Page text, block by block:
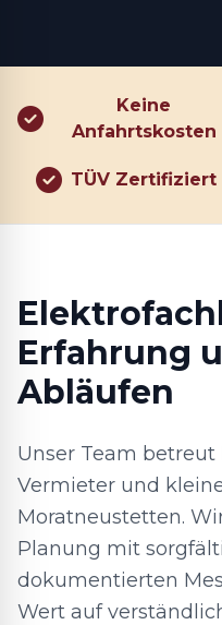
Keine
Anfahrtskosten
TÜV Zertifiziert
Erfahrung
Abläufen
Unser Team betreut
Vermieter und
Moratneustetten.
Planung mit
dokumentierten
Wert auf